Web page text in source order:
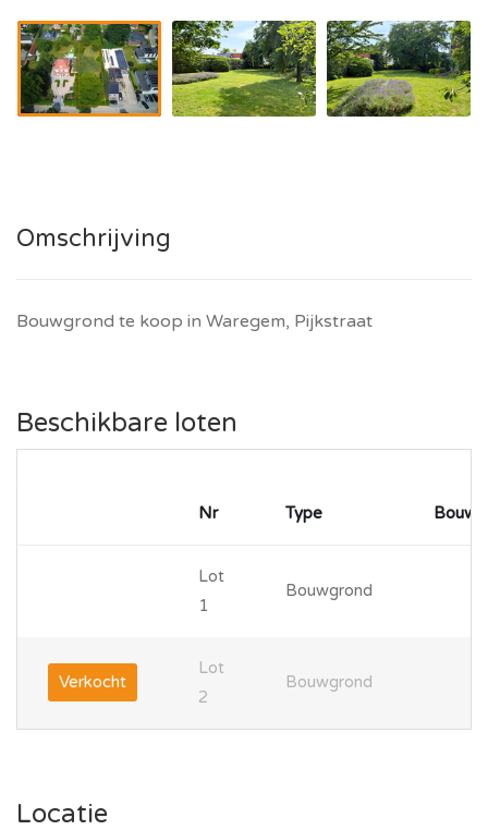
Omschrijving
Bouwgrond te koop in Waregem, Pijkstraat
Beschikbare loten
Nr Type
Lot
1
Bouwgrond
Verkocht
Lot
2
Bouwgrond
Locatie